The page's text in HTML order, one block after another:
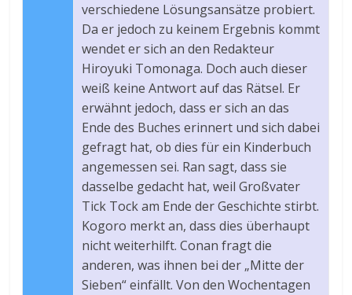
verschiedene Lösungsansätze probiert.
Da er jedoch zu keinem Ergebnis kommt
wendet er sich an den Redakteur
Hiroyuki Tomonaga. Doch auch dieser
weiß keine Antwort auf das Rätsel. Er
erwähnt jedoch, dass er sich an das
Ende des Buches erinnert und sich dabei
gefragt hat, ob dies für ein Kinderbuch
angemessen sei. Ran sagt, dass sie
dasselbe gedacht hat, weil Großvater
Tick Tock am Ende der Geschichte stirbt.
Kogoro merkt an, dass dies überhaupt
nicht weiterhilft. Conan fragt die
anderen, was ihnen bei der „Mitte der
Sieben“ einfällt. Von den Wochentagen